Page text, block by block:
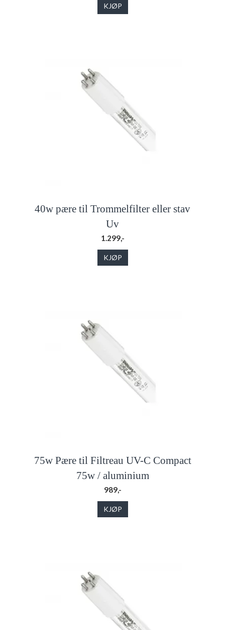
KJØP
40w pære til Trommelfilter eller stav
Uv
1.299,-
KJØP
75w Pære til Filtreau UV-C Compact
75w / aluminium
989,-
KJØP